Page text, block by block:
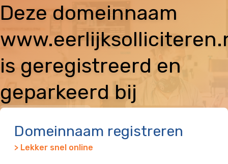
Deze domeinnaam
is geregistreerd en
geparkeerd bij
Domeinnaam registreren
> Lekker snel online